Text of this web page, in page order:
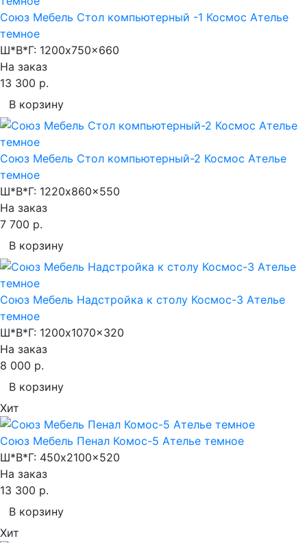
Союз Мебель Стол компьютерный -1 Космос Ателье
темное
Ш*В*Г: 1200x750x660
На заказ
13 300 р.
В корзину
Союз Мебель Стол компьютерный-2 Космос Ателье
темное
Ш*В*Г: 1220x860x550
На заказ
7 700 р.
В корзину
Союз Мебель Надстройка к столу Космос-3 Ателье
темное
Ш*В*Г: 1200x1070x320
На заказ
8 000 р.
В корзину
Хит
Союз Мебель Пенал Комос-5 Ателье темное
Ш*В*Г: 450x2100x520
На заказ
13 300 р.
В корзину
Хит